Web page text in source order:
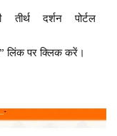
दर्शन पोर्टल
लिंक पर क्लिक करें।